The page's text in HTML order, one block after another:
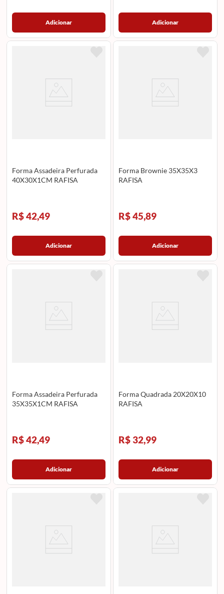
Adicionar Adicionar
Forma Assadeira Perfurada
40X30X1CM RAFISA
R$ 42,49
Adicionar
Forma Brownie 35X35X3
RAFISA
R$ 45,89
Adicionar
Forma Assadeira Perfurada
35X35X1CM RAFISA
R$ 42,49
Adicionar
Forma Quadrada 20X20X10
RAFISA
R$ 32,99
Adicionar